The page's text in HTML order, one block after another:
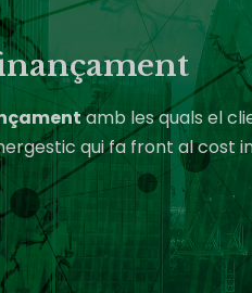
amb les quals el
qui fa front al cost